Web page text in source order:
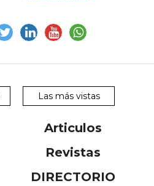
Las más vistas
Articulos
Revistas
DIRECTORIO